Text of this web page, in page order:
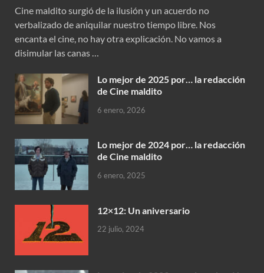
Cine maldito surgió de la ilusión y un acuerdo no
verbalizado de aniquilar nuestro tiempo libre. Nos
encanta el cine, no hay otra explicación. No vamos a
disimular las canas …
Lo mejor de 2025 por… la redacción
de Cine maldito
6 enero, 2026
Lo mejor de 2024 por… la redacción
de Cine maldito
6 enero, 2025
12×12: Un aniversario
22 julio, 2024